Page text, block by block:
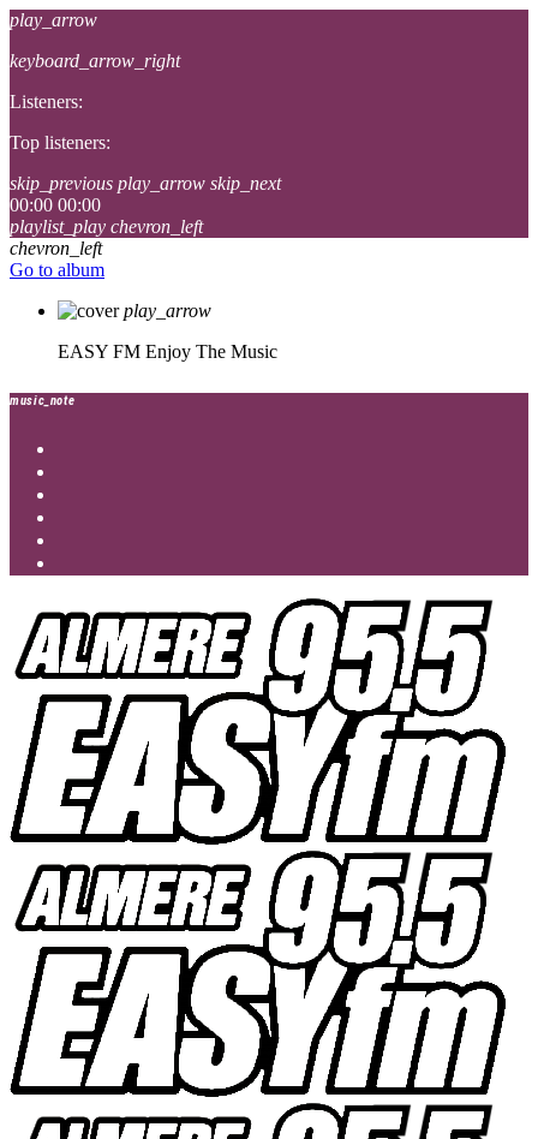
play_arrow
keyboard_arrow_right
Listeners:
Top listeners:
skip_previous play_arrow skip_next
00:00 00:00
playlist_play chevron_left
chevron_left
Go to album
play_arrow
EASY FM Enjoy The Music
music_note